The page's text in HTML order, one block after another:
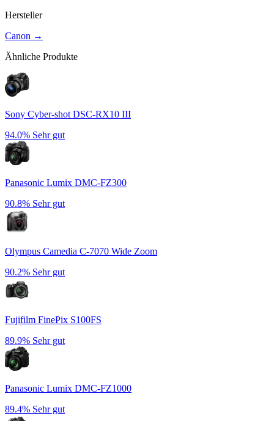
Hersteller
Canon →
Ähnliche Produkte
Sony Cyber-shot DSC-RX10 III
94.0% Sehr gut
Panasonic Lumix DMC-FZ300
90.8% Sehr gut
Olympus Camedia C-7070 Wide Zoom
90.2% Sehr gut
Fujifilm FinePix S100FS
89.9% Sehr gut
Panasonic Lumix DMC-FZ1000
89.4% Sehr gut